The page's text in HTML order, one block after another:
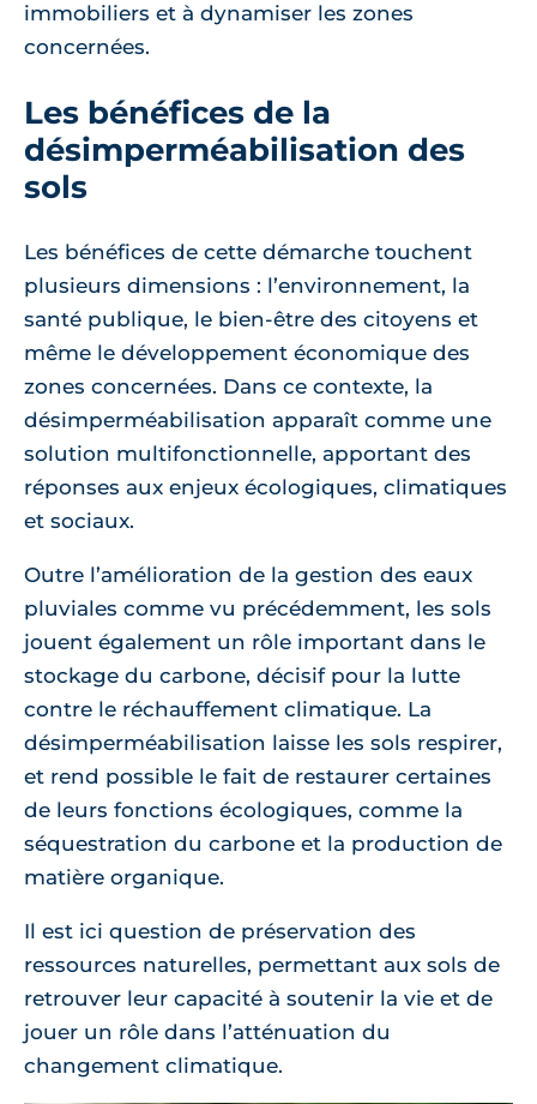
immobiliers et à dynamiser les zones
concernées.
Les bénéfices de la
désimperméabilisation des
sols
Les bénéfices de cette démarche touchent
plusieurs dimensions : l’environnement, la
santé publique, le bien-être des citoyens et
même le développement économique des
zones concernées. Dans ce contexte, la
désimperméabilisation apparaît comme une
solution multifonctionnelle, apportant des
réponses aux enjeux écologiques, climatiques
et sociaux.
Outre l’amélioration de la gestion des eaux
pluviales comme vu précédemment, les sols
jouent également un rôle important dans le
stockage du carbone, décisif pour la lutte
contre le réchauffement climatique. La
désimperméabilisation laisse les sols respirer,
et rend possible le fait de restaurer certaines
de leurs fonctions écologiques, comme la
séquestration du carbone et la production de
matière organique.
Il est ici question de préservation des
ressources naturelles, permettant aux sols de
retrouver leur capacité à soutenir la vie et de
jouer un rôle dans l’atténuation du
changement climatique.